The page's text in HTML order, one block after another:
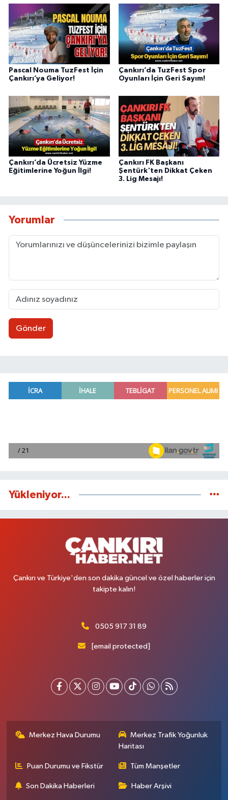
Pascal Nouma TuzFest İçin
Çankırı’ya Geliyor!
Çankırı’da TuzFest Spor
Oyunları İçin Geri Sayım!
Çankırı’da Ücretsiz Yüzme
Eğitimlerine Yoğun İlgi!
Çankırı FK Başkanı
Şentürk'ten Dikkat Çeken
3. Lig Mesajı!
Yorumlar
Gönder
Yükleniyor...
Çankırı ve Türkiye'den son dakika güncel ve özel haberler için
takipte kalın!
0505 917 31 89
[email protected]
Merkez Hava Durumu
Merkez Trafik Yoğunluk
Haritası
Puan Durumu ve Fikstür Tüm Manşetler
Son Dakika Haberleri Haber Arşivi